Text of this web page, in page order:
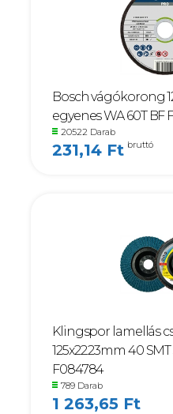
Bosch vágókorong
egyenes WA 60T BF
20522 Darab
231,14 Ft bruttó
Klingspor lamellás
125x22.23mm 40
F084784
789 Darab
1 263,65 Ft